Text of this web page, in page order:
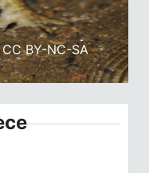
BY-NC-SA